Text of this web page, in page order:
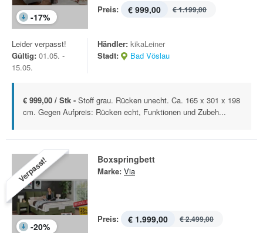
-17%
Preis: € 999,00 € 1.199,00
Leider verpasst!
Gültig: 01.05. -
15.05.
Händler: kikaLeiner
Stadt:
Bad Vöslau
€ 999,00 / Stk - Stoff grau. Rücken unecht. Ca. 165 x 301 x 198
cm. Gegen Aufpreis: Rücken echt, Funktionen und Zubeh...
Verpasst!
-20%
Boxspringbett
Marke: Via
Preis: € 1.999,00 € 2.499,00